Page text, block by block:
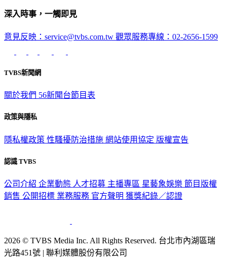
深入時事，一觸即見
意見反映：service@tvbs.com.tw 觀眾服務專線：02-2656-1599
TVBS新聞網
關於我們 56新聞台節目表
政策與隱私
隱私權政策 性騷擾防治措施 網站使用協定 版權宣告
認識 TVBS
公司介紹 企業動態 人才招募 主播專區 星藝象娛樂 節目版權
銷售 公開招標 業務服務 官方聲明 獲獎紀錄／認證
2026 © TVBS Media Inc. All Rights Reserved. 台北市內湖區瑞
光路451號 | 聯利媒體股份有限公司